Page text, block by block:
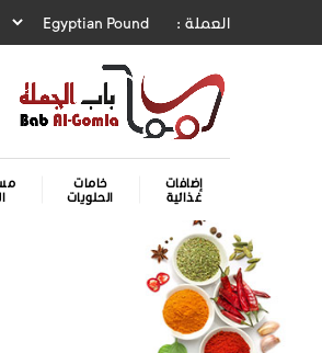
العملة :
إضافات
غذائية
خامات
الحلويات